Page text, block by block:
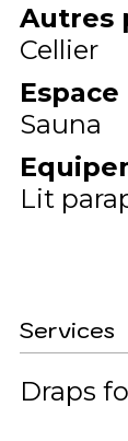
Autres
Cellier
Sauna
Lit
Services
Draps